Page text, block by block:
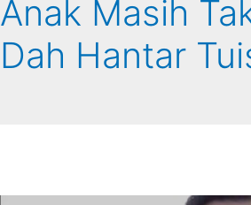
Anak Masih
Dah Hantar